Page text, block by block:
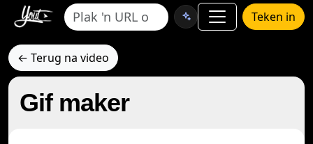
Teken in
← Terug na video
Gif maker